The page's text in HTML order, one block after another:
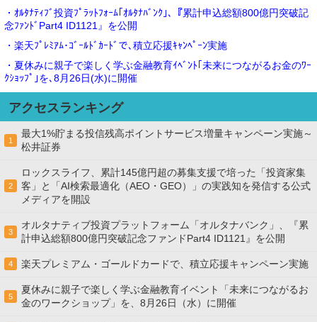
・ｵﾙﾀﾅﾃｨﾌﾞ投資ﾌﾟﾗｯﾄﾌｫｰﾑ｢ｵﾙﾀﾅﾊﾞﾝｸ｣､『累計申込総額800億円突破記
念ﾌｧﾝﾄﾞPart4 ID1121』を公開
・楽天ﾌﾟﾚﾐｱﾑ･ｺﾞｰﾙﾄﾞｶｰﾄﾞで､積立応援ｷｬﾝﾍﾟｰﾝ実施
・夏休みに親子で楽しく学ぶ金融教育ｲﾍﾞﾝﾄ｢未来につながるお金のﾜｰ
ｸｼｮｯﾌﾟ｣を､8月26日(水)に開催
アクセスランキング
1
最大1%貯まる投信残高ポイントサービス増量キャンペーン実施～
松井証券
2
ロックスライフ、累計145億円超の募集支援で培った「投資家集
客」と「AI検索最適化（AEO・GEO）」の実践知を発信する公式
メディアを開設
3
オルタナティブ投資プラットフォーム「オルタナバンク」、『累
計申込総額800億円突破記念ファンドPart4 ID1121』を公開
4 楽天プレミアム・ゴールドカードで、積立応援キャンペーン実施
5
夏休みに親子で楽しく学ぶ金融教育イベント「未来につながるお
金のワークショップ」を、8月26日（水）に開催